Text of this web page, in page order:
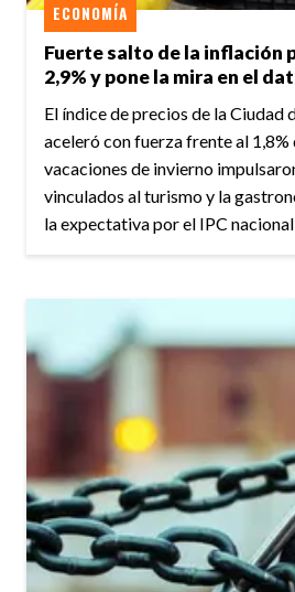
Fuerte salto de la inflación
2,9% y pone la mira en el
ECONOMÍA
El índice de precios de la Ciudad
aceleró con fuerza frente al 1,8%
vacaciones de invierno
vinculados al turismo y la
la expectativa por el IPC